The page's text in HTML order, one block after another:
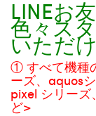
LINEお
色々ス
いただ
① すべて機種
ーズ、aquos
pixel シリー
ど>